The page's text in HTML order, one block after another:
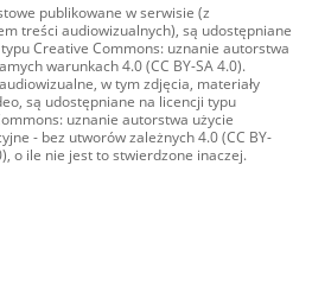
publikowane w serwisie (z
treści audiowizualnych), są udostępniane
Creative Commons: uznanie autorstwa
warunkach 4.0 (CC BY-SA 4.0).
w tym zdjęcia, materiały
są udostępniane na licencji typu
uznanie autorstwa użycie
- bez utworów zależnych 4.0 (CC BY-
o ile nie jest to stwierdzone inaczej.